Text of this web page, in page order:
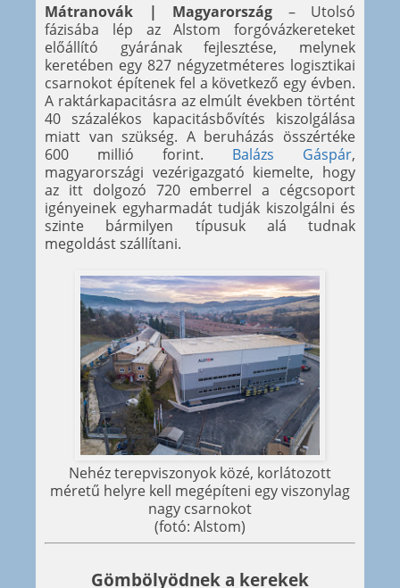
Mátranovák | Magyarország – Utolsó
fázisába lép az Alstom forgóvázkereteket
előállító gyárának fejlesztése, melynek
keretében egy 827 négyzetméteres logisztikai
csarnokot építenek fel a következő egy évben.
A raktárkapacitásra az elmúlt években történt
40 százalékos kapacitásbővítés kiszolgálása
miatt van szükség. A beruházás összértéke
600 millió forint. Balázs Gáspár,
magyarországi vezérigazgató kiemelte, hogy
az itt dolgozó 720 emberrel a cégcsoport
igényeinek egyharmadát tudják kiszolgálni és
szinte bármilyen típusuk alá tudnak
megoldást szállítani.
Nehéz terepviszonyok közé, korlátozott
méretű helyre kell megépíteni egy viszonylag
nagy csarnokot
(fotó: Alstom)
Gömbölyödnek a kerekek